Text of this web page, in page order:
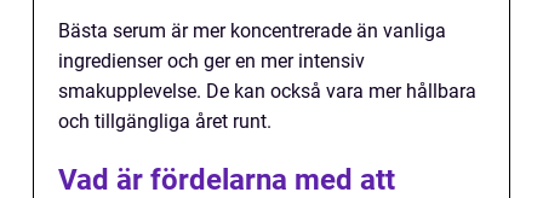
Bästa serum är mer koncentrerade än vanliga
ingredienser och ger en mer intensiv
smakupplevelse. De kan också vara mer hållbara
och tillgängliga året runt.
Vad är fördelarna med att